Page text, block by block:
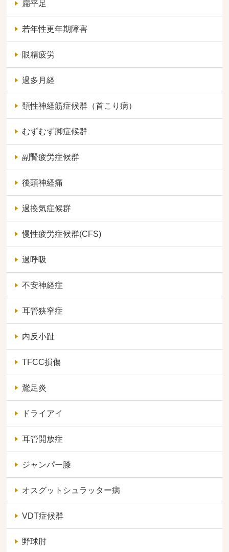
扁平足
若年性更年期障害
眼精疲労
過多月経
頚性神経筋症候群（首こり病）
むずむず脚症候群
副腎疲労症候群
後頭神経痛
過換気症候群
慢性疲労症候群(CFS)
過呼吸
不安神経症
耳管狭窄症
内反小趾
TFCC損傷
鵞足炎
ドライアイ
耳管開放症
ジャンパー膝
オスグットシュラッター病
VDT症候群
野球肘